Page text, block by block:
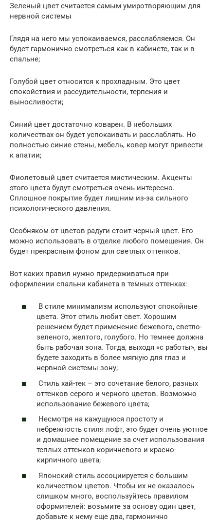
Зеленый цвет считается самым умиротворяющим для
нервной системы
Глядя на него мы успокаиваемся, расслабляемся. Он
будет гармонично смотреться как в кабинете, так и в
спальне;
Голубой цвет относится к прохладным. Это цвет
спокойствия и рассудительности, терпения и
выносливости;
Синий цвет достаточно коварен. В небольших
количествах он будет успокаивать и расслаблять. Но
полностью синие стены, мебель, ковер могут привести
к апатии;
Фиолетовый цвет считается мистическим. Акценты
этого цвета будут смотреться очень интересно.
Сплошное покрытие будет лишним из-за сильного
психологического давления.
Особняком от цветов радуги стоит черный цвет. Его
можно использовать в отделке любого помещения. Он
будет прекрасным фоном для светлых оттенков.
Вот каких правил нужно придерживаться при
оформлении спальни кабинета в темных оттенках:
В стиле минимализм используют спокойные
цвета. Этот стиль любит свет. Хорошим
решением будет применение бежевого, светло-
зеленого, желтого, голубого. Но темнее должна
быть рабочая зона. Тогда, выходя «с работы», вы
будете заходить в более мягкую для глаз и
нервной системы зону;
Стиль хай-тек – это сочетание белого, разных
оттенков серого и черного цветов. Возможно
использование бежевого цвета;
Несмотря на кажущуюся простоту и
небрежность стиля лофт, это будет очень уютное
и домашнее помещение за счет использования
теплых оттенков коричневого и красно-
кирпичного цвета;
Японский стиль ассоциируется с большим
количеством цветов. Чтобы их не оказалось
слишком много, воспользуйтесь правилом
оформителей: возьмите за основу один цвет,
добавьте к нему еще два, гармонично